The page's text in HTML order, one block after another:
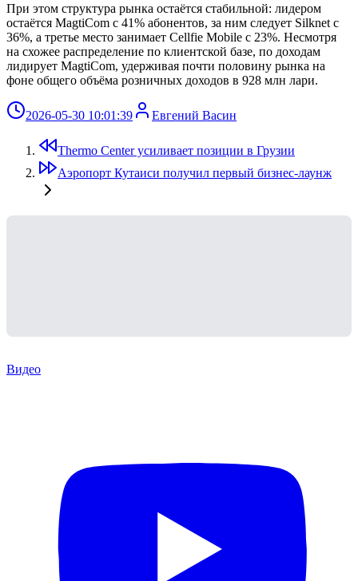
При этом структура рынка остаётся стабильной: лидером
остаётся MagtiCom с 41% абонентов, за ним следует Silknet с
36%, а третье место занимает Cellfie Mobile с 23%. Несмотря
на схожее распределение по клиентской базе, по доходам
лидирует MagtiCom, удерживая почти половину рынка на
фоне общего объёма розничных доходов в 928 млн лари.
2026-05-30 10:01:39 Евгений Васин
Thermo Center усиливает позиции в Грузии
Аэропорт Кутаиси получил первый бизнес-лаунж
Видео